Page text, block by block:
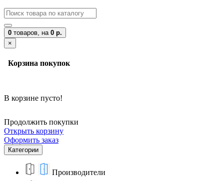
0 товаров, на 0 р.
×
Корзина покупок
В корзине пусто!
Продолжить покупки
Открыть корзину
Оформить заказ
Категории
Производители